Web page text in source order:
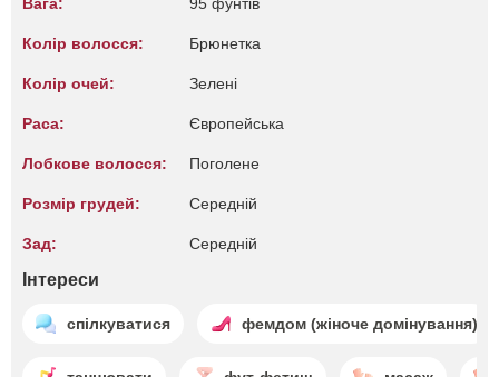
Колір волосся: Брюнетка
Колір очей: Зелені
Раса: Європейська
Лобкове волосся: Поголене
Розмір грудей: Середній
Зад: Середній
Інтереси
спілкуватися фемдом (жіноче домінування)